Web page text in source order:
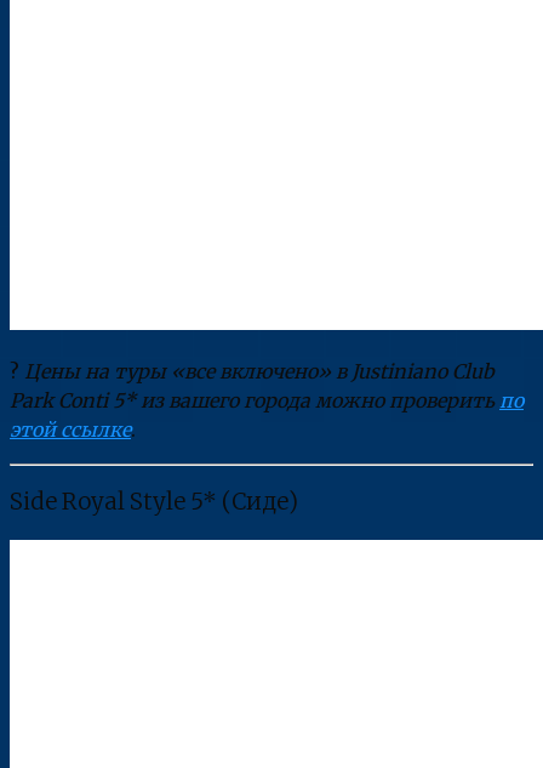
? Цены на туры «все включено» в Justiniano Club
Park Conti 5* из вашего города можно проверить по
этой ссылке.
Side Royal Style 5* (Сиде)